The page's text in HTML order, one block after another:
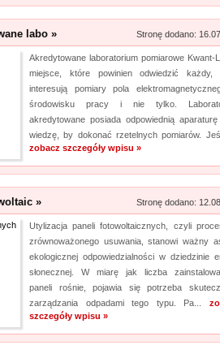
labo » Stronę dodano:
Akredytowane laboratorium pomiarowe Kwant-
miejsce, które powinien odwiedzić każdy,
interesują pomiary pola
środowisku pracy i nie tylko.
akredytowane posiada odpowiednią
wiedzę, by dokonać rzetelnych pomiarów.
zobacz szczegóły wpisu »
» Stronę dodano:
Utylizacja paneli fotowoltaicznych, czyli
zrównoważonego usuwania, stanowi ważny
ekologicznej odpowiedzialności w dziedzinie
słonecznej. W miarę jak liczba
paneli rośnie, pojawia się potrzeba
zarządzania odpadami tego typu. Pa...
szczegóły wpisu »